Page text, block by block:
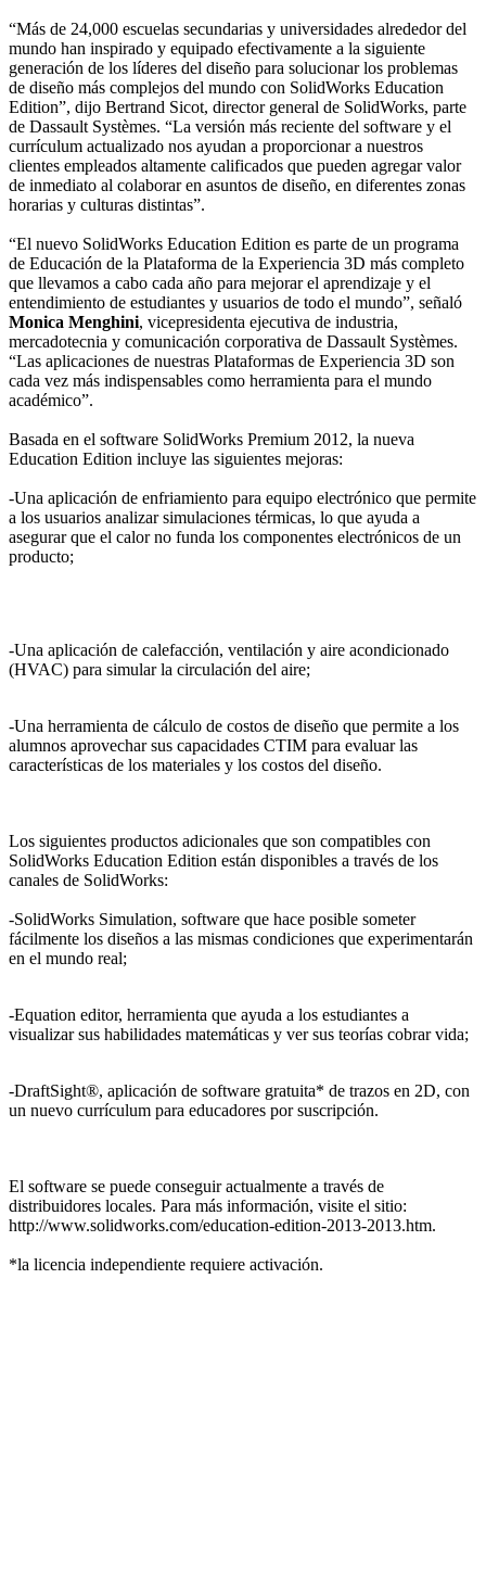
“Más de 24,000 escuelas secundarias y universidades alrededor del
mundo han inspirado y equipado efectivamente a la siguiente
generación de los líderes del diseño para solucionar los problemas
de diseño más complejos del mundo con SolidWorks Education
Edition”, dijo Bertrand Sicot, director general de SolidWorks, parte
de Dassault Systèmes. “La versión más reciente del software y el
currículum actualizado nos ayudan a proporcionar a nuestros
clientes empleados altamente calificados que pueden agregar valor
de inmediato al colaborar en asuntos de diseño, en diferentes zonas
horarias y culturas distintas”.
“El nuevo SolidWorks Education Edition es parte de un programa
de Educación de la Plataforma de la Experiencia 3D más completo
que llevamos a cabo cada año para mejorar el aprendizaje y el
entendimiento de estudiantes y usuarios de todo el mundo”, señaló
Monica Menghini, vicepresidenta ejecutiva de industria,
mercadotecnia y comunicación corporativa de Dassault Systèmes.
“Las aplicaciones de nuestras Plataformas de Experiencia 3D son
cada vez más indispensables como herramienta para el mundo
académico”.
Basada en el software SolidWorks Premium 2012, la nueva
Education Edition incluye las siguientes mejoras:
-Una aplicación de enfriamiento para equipo electrónico que permite
a los usuarios analizar simulaciones térmicas, lo que ayuda a
asegurar que el calor no funda los componentes electrónicos de un
producto;
-Una aplicación de calefacción, ventilación y aire acondicionado
(HVAC) para simular la circulación del aire;
-Una herramienta de cálculo de costos de diseño que permite a los
alumnos aprovechar sus capacidades CTIM para evaluar las
características de los materiales y los costos del diseño.
Los siguientes productos adicionales que son compatibles con
SolidWorks Education Edition están disponibles a través de los
canales de SolidWorks:
-SolidWorks Simulation, software que hace posible someter
fácilmente los diseños a las mismas condiciones que experimentarán
en el mundo real;
-Equation editor, herramienta que ayuda a los estudiantes a
visualizar sus habilidades matemáticas y ver sus teorías cobrar vida;
-DraftSight®, aplicación de software gratuita* de trazos en 2D, con
un nuevo currículum para educadores por suscripción.
El software se puede conseguir actualmente a través de
distribuidores locales. Para más información, visite el sitio:
http://www.solidworks.com/education-edition-2013-2013.htm.
*la licencia independiente requiere activación.